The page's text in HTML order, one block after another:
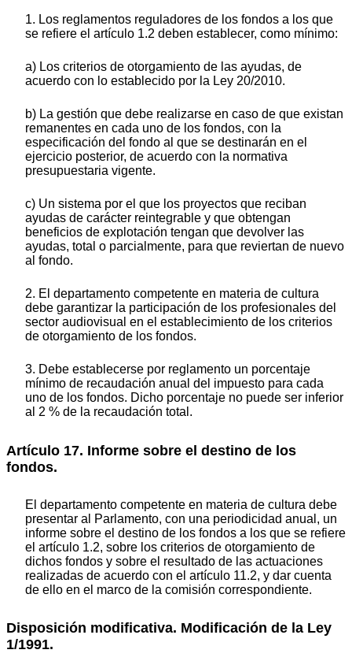
1. Los reglamentos reguladores de los fondos a los que
se refiere el artículo 1.2 deben establecer, como mínimo:
a) Los criterios de otorgamiento de las ayudas, de
acuerdo con lo establecido por la Ley 20/2010.
b) La gestión que debe realizarse en caso de que existan
remanentes en cada uno de los fondos, con la
especificación del fondo al que se destinarán en el
ejercicio posterior, de acuerdo con la normativa
presupuestaria vigente.
c) Un sistema por el que los proyectos que reciban
ayudas de carácter reintegrable y que obtengan
beneficios de explotación tengan que devolver las
ayudas, total o parcialmente, para que reviertan de nuevo
al fondo.
2. El departamento competente en materia de cultura
debe garantizar la participación de los profesionales del
sector audiovisual en el establecimiento de los criterios
de otorgamiento de los fondos.
3. Debe establecerse por reglamento un porcentaje
mínimo de recaudación anual del impuesto para cada
uno de los fondos. Dicho porcentaje no puede ser inferior
al 2 % de la recaudación total.
Artículo 17. Informe sobre el destino de los
fondos.
El departamento competente en materia de cultura debe
presentar al Parlamento, con una periodicidad anual, un
informe sobre el destino de los fondos a los que se refiere
el artículo 1.2, sobre los criterios de otorgamiento de
dichos fondos y sobre el resultado de las actuaciones
realizadas de acuerdo con el artículo 11.2, y dar cuenta
de ello en el marco de la comisión correspondiente.
Disposición modificativa. Modificación de la Ley
1/1991.